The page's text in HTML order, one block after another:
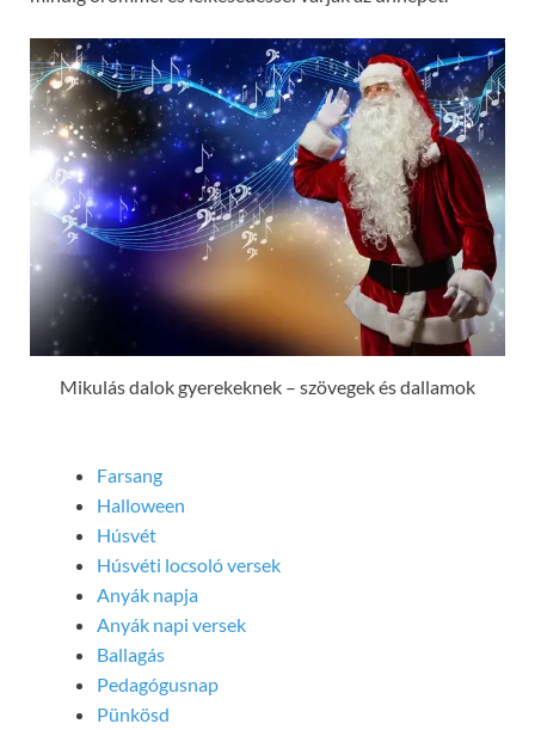
Mikulás dalok gyerekeknek – szövegek és dallamok
Farsang
Halloween
Húsvét
Húsvéti locsoló versek
Anyák napja
Anyák napi versek
Ballagás
Pedagógusnap
Pünkösd